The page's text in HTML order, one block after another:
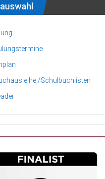
/Schulbuchlisten